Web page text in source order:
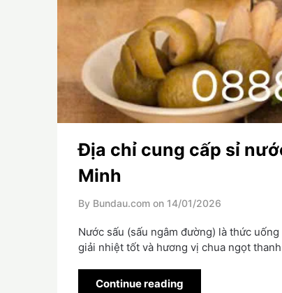
Địa chỉ cung cấp sỉ
Minh
By Bundau.com on 14/01/2026
Nước sấu (sấu ngâm đường) là thức
giải nhiệt tốt và hương vị chua ngọt
Continue reading